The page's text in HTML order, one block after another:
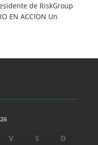
de RiskGroup
EN ACCION Un
V S
D